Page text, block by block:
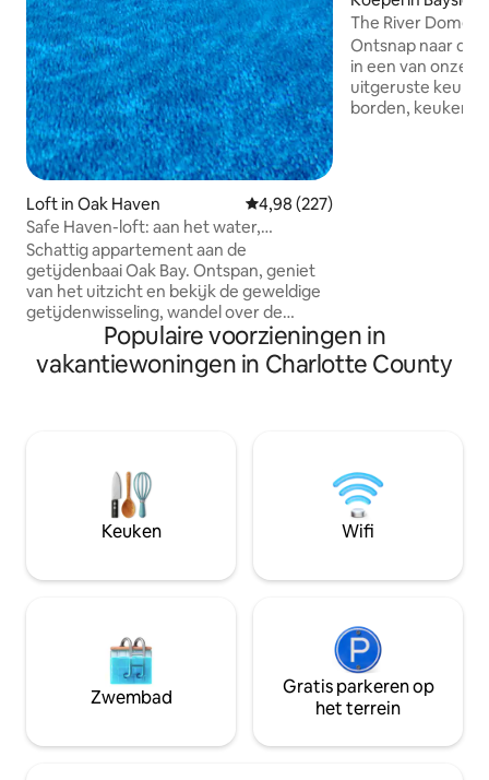
Loft in Oak Haven Gemiddelde beoordeling van
4,98 (227)
Safe Haven-loft: aan het water,
bubbelbad, zwembad, kajaks
Schattig appartement aan de
getijdenbaai Oak Bay. Ontspan, geniet
van het uitzicht en bekijk de geweldige
getijdenwisseling, wandel over de
oceaanbodem, verken het strand en ga
kajakken! Mooie ruimte met open
woonkamer/eethoek/keuken.
gebruik van het strand, kano's en kajaks,
barbecue, vuurplaats met hout,
tuinstoelen, pergola, nieuw hardbody-
bubbelbad, koffie/thee, nieuw
(zwembad open van juni tot
The River Dome
Ontsnap naar de
in een van onze luxe
uitgeruste
borden,
wandeling van
koepel te komen
Populaire voorzieningen in
vakantiewoningen in Charlotte County
Keuken Wifi
Zwembad
Gratis parkeren op
het terrein